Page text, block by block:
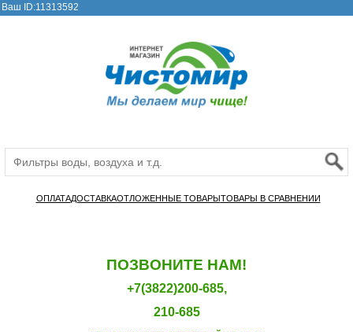
Ваш ID:11313592
ОПЛАТАДОСТАВКАОТЛОЖЕННЫЕ ТОВАРЫТОВАРЫ В СРАВНЕНИИ
ПОЗВОНИТЕ НАМ!
+7(3822)200-685,
210-685